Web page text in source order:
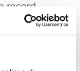
record
– e seguite
del 5%